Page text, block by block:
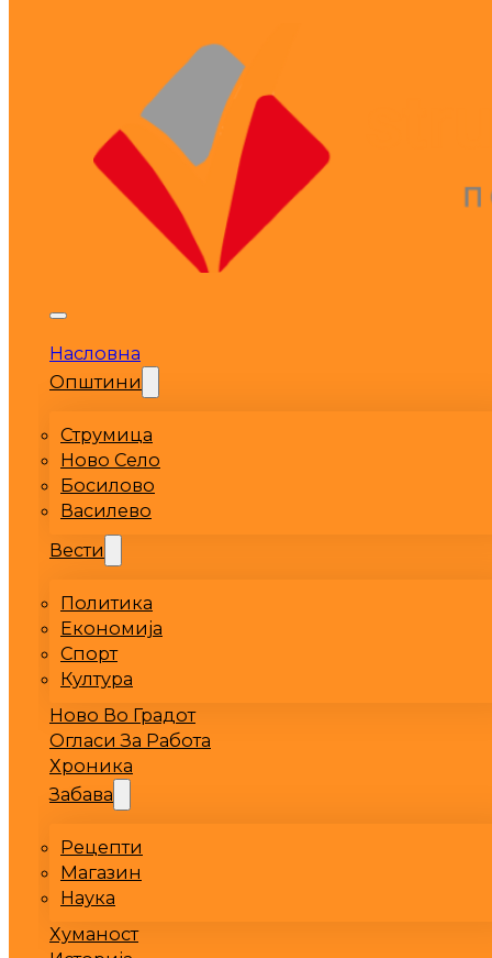
Насловна
Општини
Струмица
Ново Село
Босилово
Василево
Вести
Политика
Економија
Спорт
Култура
Ново Во Градот
Огласи За Работа
Хроника
Забава
Рецепти
Магазин
Наука
Хуманост